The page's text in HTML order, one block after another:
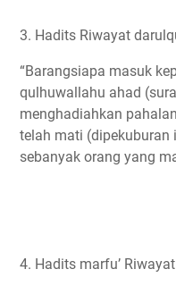
3. Hadits Riwayat
“Barangsiapa masuk
qulhuwallahu ahad
menghadiahkan
telah mati (dipekuburan
sebanyak orang yang
4. Hadits marfu’